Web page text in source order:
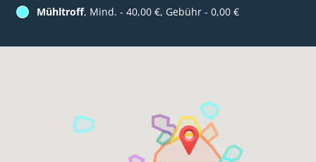
Mühltroff, Mind. - 40,00 €, Gebühr - 0,00 €